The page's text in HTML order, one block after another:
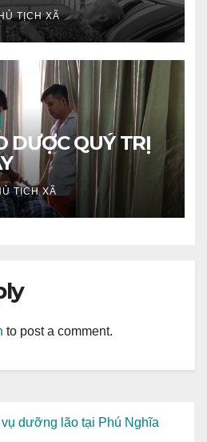
TỊCH XÃ
DƯỢC QUÝ TRỊ
TỊCH XÃ
to post a comment.